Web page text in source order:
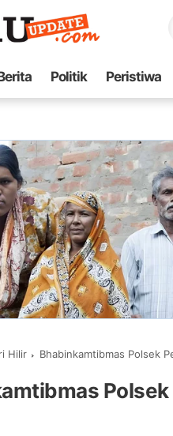
Politik Peristiwa
Hilir Bhabinkamtibmas Polsek